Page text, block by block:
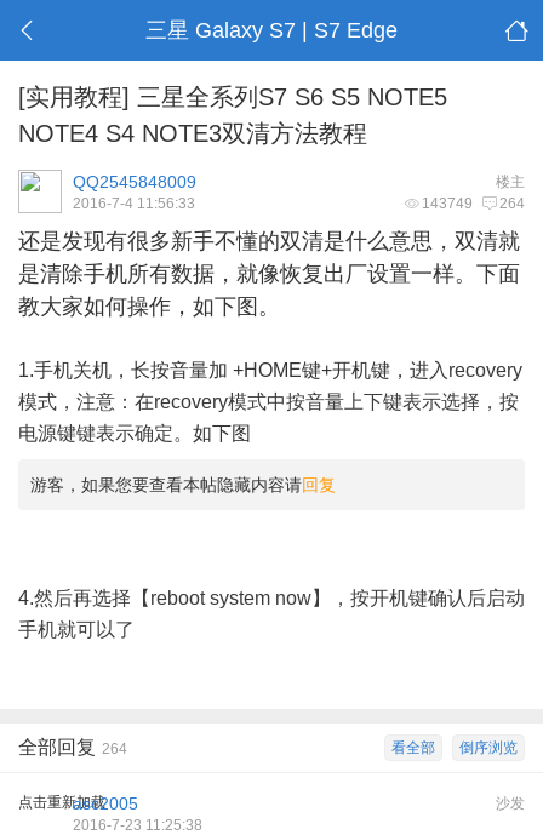
三星 Galaxy S7 | S7 Edge
[实用教程] 三星全系列S7 S6 S5 NOTE5
NOTE4 S4 NOTE3双清方法教程
楼主
QQ2545848009
143749 264
2016-7-4 11:56:33
还是发现有很多新手不懂的双清是什么意思，双清就
是清除手机所有数据，就像恢复出厂设置一样。下面
教大家如何操作，如下图。
1.手机关机，长按音量加 +HOME键+开机键， 进入recovery
模式，注意：在recovery模式中按音量上下键表示选择，按
电源键键表示确定。 如下图
游客，如果您要查看本帖隐藏内容请回复
4.然后再选择【reboot system now】，按开机键确认后启动
手机就可以了
倒序浏览
看全部
全部回复 264
点击重新加载 沙发
asc2005
2016-7-23 11:25:38